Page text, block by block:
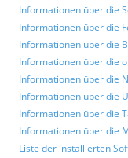
Informationen über die
Informationen über die
Informationen über die
Informationen über die
Informationen über die
Informationen über die
Informationen über die
Informationen über die
Liste der installierten